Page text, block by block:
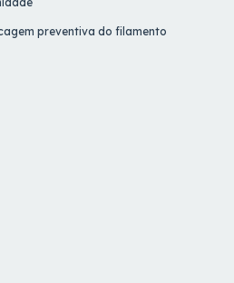
preventiva do filamento